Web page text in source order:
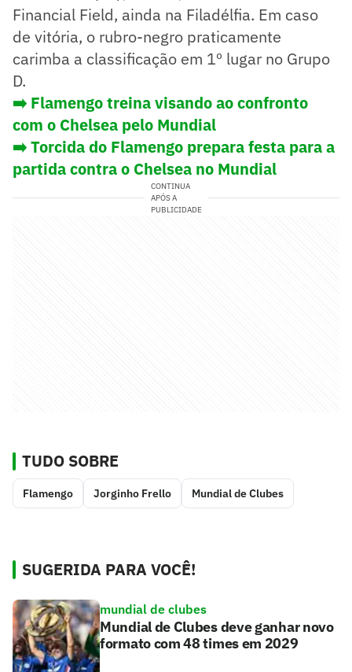
Financial Field, ainda na Filadélfia. Em caso
de vitória, o rubro-negro praticamente
carimba a classificação em 1º lugar no Grupo
D.
➡️ Flamengo treina visando ao confronto
com o Chelsea pelo Mundial
➡️ Torcida do Flamengo prepara festa para a
partida contra o Chelsea no Mundial
CONTINUA
APÓS A
PUBLICIDADE
TUDO SOBRE
Flamengo Jorginho Frello Mundial de Clubes
SUGERIDA PARA VOCÊ!
mundial de clubes
Mundial de Clubes deve ganhar novo
formato com 48 times em 2029